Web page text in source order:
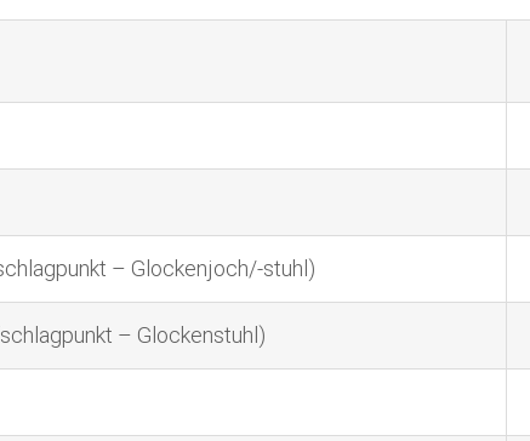
– Glockenjoch/-stuhl)
– Glockenstuhl)